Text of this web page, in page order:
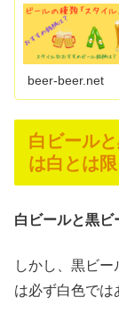
beer-beer.net
白ビール
は白とは
白ビールと黒ビ
しかし、黒ビ
は必ず白色では